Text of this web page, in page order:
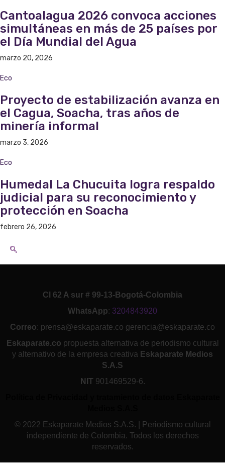
Cantoalagua 2026 convoca acciones
simultáneas en más de 25 países por
el Día Mundial del Agua
marzo 20, 2026
Eco
Proyecto de estabilización avanza en
el Cagua, Soacha, tras años de
minería informal
marzo 3, 2026
Eco
Humedal La Chucuita logra respaldo
judicial para su reconocimiento y
protección en Soacha
febrero 26, 2026
Cl 62 A sur # 99-13-Bogotá-Colombia
WhatsApp: 3204843920
Correo: prensa@eskaparate.co gerencia@eskaparate.co
Eskaparate.co propuesta alternativa de periodismo cultural
y alternativo de la empresa creativa Eskaparate Medios
S.A.S
NIT 901469529-6.
© 2022 Eskaparate Medios S.A.S. | Periodismo cultural
independiente de Colombia. Todos los derechos
reservados.